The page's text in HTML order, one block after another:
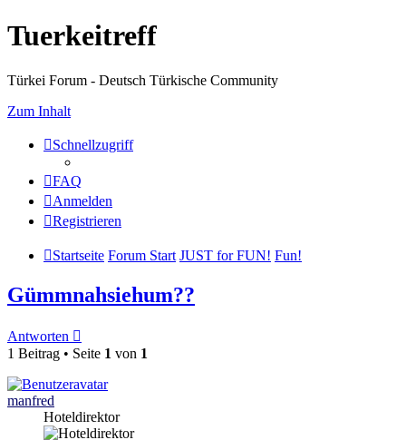
Tuerkeitreff
Türkei Forum - Deutsch Türkische Community
Zum Inhalt
Schnellzugriff
FAQ
Anmelden
Registrieren
Startseite Forum Start JUST for FUN! Fun!
Gümmnahsiehum??
Antworten
1 Beitrag • Seite 1 von 1
manfred
Hoteldirektor